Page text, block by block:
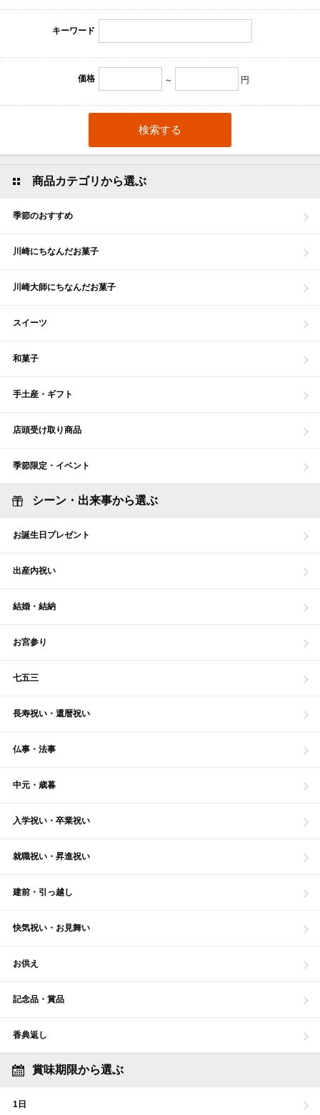
キーワード
価格 ～ 円
商品カテゴリから選ぶ
季節のおすすめ
川崎にちなんだお菓子
川崎大師にちなんだお菓子
スイーツ
和菓子
手土産・ギフト
店頭受け取り商品
季節限定・イベント
シーン・出来事から選ぶ
お誕生日プレゼント
出産内祝い
結婚・結納
お宮参り
七五三
長寿祝い・還暦祝い
仏事・法事
中元・歳暮
入学祝い・卒業祝い
就職祝い・昇進祝い
建前・引っ越し
快気祝い・お見舞い
お供え
記念品・賞品
香典返し
賞味期限から選ぶ
1日